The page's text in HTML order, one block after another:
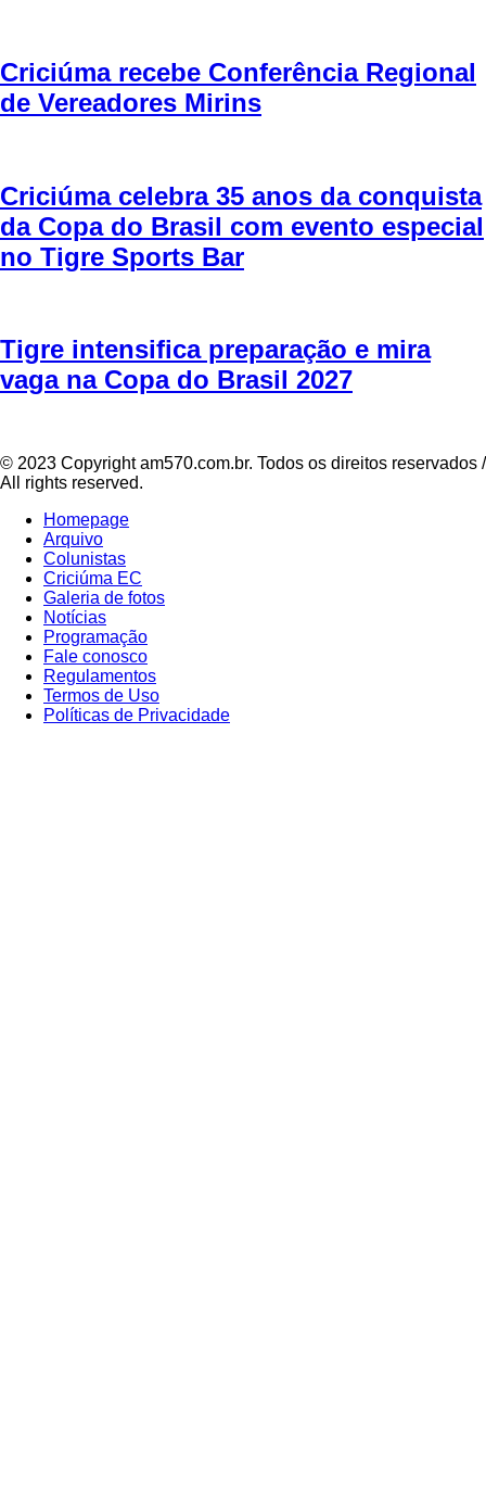
Criciúma recebe Conferência Regional
de Vereadores Mirins
Criciúma celebra 35 anos da conquista
da Copa do Brasil com evento especial
no Tigre Sports Bar
Tigre intensifica preparação e mira
vaga na Copa do Brasil 2027
© 2023 Copyright am570.com.br. Todos os direitos reservados /
All rights reserved.
Homepage
Arquivo
Colunistas
Criciúma EC
Galeria de fotos
Notícias
Programação
Fale conosco
Regulamentos
Termos de Uso
Políticas de Privacidade